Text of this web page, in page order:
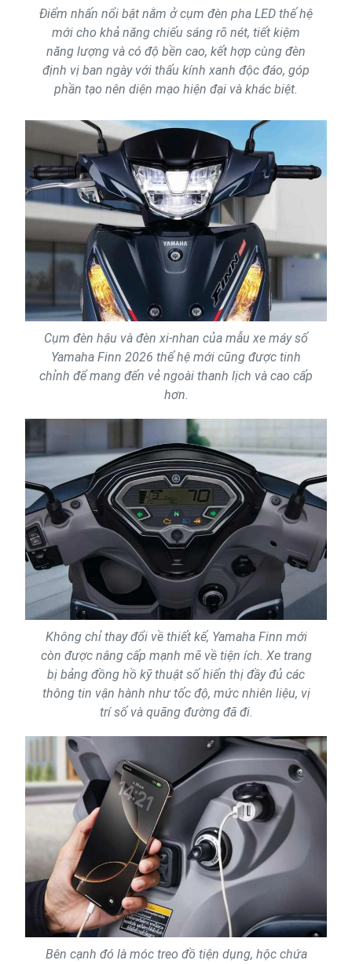
Điểm nhấn nổi bật nằm ở cụm đèn pha LED thế hệ
mới cho khả năng chiếu sáng rõ nét, tiết kiệm
năng lượng và có độ bền cao, kết hợp cùng đèn
định vị ban ngày với thấu kính xanh độc đáo, góp
phần tạo nên diện mạo hiện đại và khác biệt.
Cụm đèn hậu và đèn xi-nhan của mẫu xe máy số
Yamaha Finn 2026 thế hệ mới cũng được tinh
chỉnh để mang đến vẻ ngoài thanh lịch và cao cấp
hơn.
Không chỉ thay đổi về thiết kế, Yamaha Finn mới
còn được nâng cấp mạnh mẽ về tiện ích. Xe trang
bị bảng đồng hồ kỹ thuật số hiển thị đầy đủ các
thông tin vận hành như tốc độ, mức nhiên liệu, vị
trí số và quãng đường đã đi.
Bên cạnh đó là móc treo đồ tiện dụng, hộc chứa